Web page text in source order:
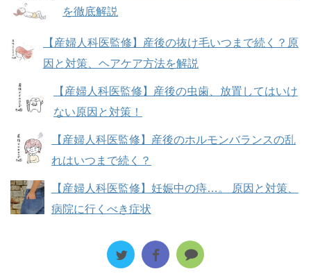
を徹底解説
【産婦人科医監修】産後の抜け毛いつまで続く？原
因と対策、ヘアケア方法を解説
【産婦人科医監修】産後の虫歯、放置してはいけ
ない原因と対策！
【産婦人科医監修】産後のホルモンバランスの乱
れはいつまで続く？
【産婦人科医監修】妊娠中の痔…。 原因と対策、
病院に行くべき症状